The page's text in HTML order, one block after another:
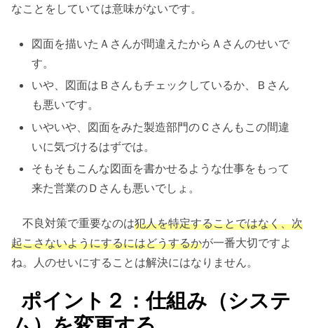
なことをしていては意味がないです。
図面を描いたＡさんが間違えたからＡさんのせいで
す。
いや、図面はＢさんもチェックしているか、Ｂさん
も悪いです。
いやいや、図面をみた製造部門のＣさんもこの間違
いに気づけるはずでは。
そもそもこんな図面を書かせるような仕事をもって
来た営業のＤさんも悪いでしょ。
不良対策で重要なのは犯人を特定することではなく、次
起こさないようにするにはどうするかが一番大切ですよ
ね。人のせいにすることは解決にはなりません。
ポイント２：仕組み（システ